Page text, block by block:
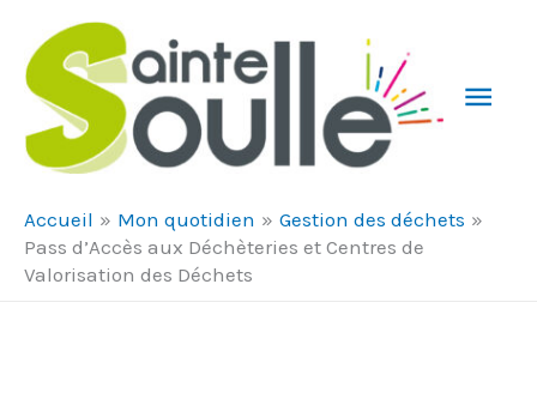
Accueil Mon quotidien
Gestion des déchets
Pass d’Accès aux Déchèteries et Centres de
Valorisation des Déchets